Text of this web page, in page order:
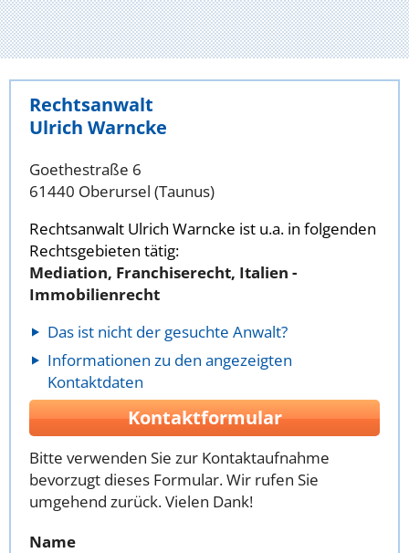
Rechtsanwalt
Ulrich Warncke
Goethestraße 6
61440 Oberursel (Taunus)
Rechtsanwalt Ulrich Warncke ist u.a. in folgenden
Rechtsgebieten tätig:
Mediation, Franchiserecht, Italien -
Immobilienrecht
Das ist nicht der gesuchte Anwalt?
Informationen zu den angezeigten
Kontaktdaten
Kontaktformular
Bitte verwenden Sie zur Kontaktaufnahme
bevorzugt dieses Formular. Wir rufen Sie
umgehend zurück. Vielen Dank!
Name